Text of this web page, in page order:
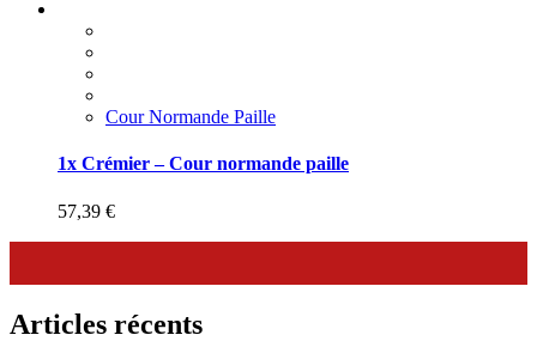
Cour Normande Paille
1x Crémier – Cour normande paille
57,39 €
Articles récents